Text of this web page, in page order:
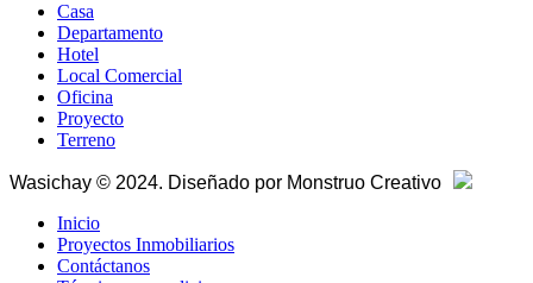
Casa
Departamento
Hotel
Local Comercial
Oficina
Proyecto
Terreno
Wasichay © 2024. Diseñado por Monstruo Creativo
Inicio
Proyectos Inmobiliarios
Contáctanos